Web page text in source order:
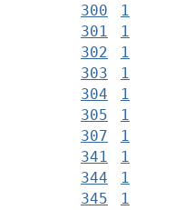
300
1
301
1
302
1
303
1
304
1
305
1
307
1
341
1
344
1
345
1